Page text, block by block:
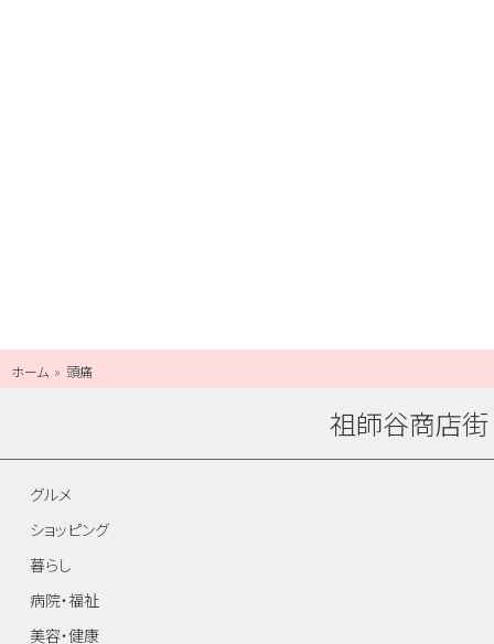
ホーム 頭痛
祖師谷商店街
グルメ
ショッピング
暮らし
病院・福祉
美容・健康